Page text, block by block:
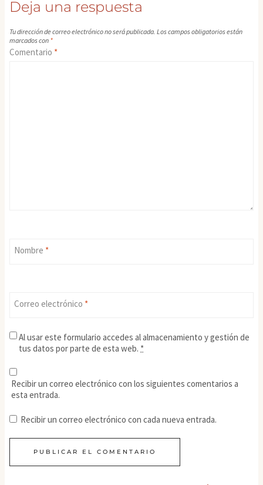
Deja una respuesta
Tu dirección de correo electrónico no será publicada. Los campos obligatorios están
marcados con *
Comentario *
Nombre *
Correo electrónico *
Al usar este formulario accedes al almacenamiento y gestión de
tus datos por parte de esta web. *
Recibir un correo electrónico con los siguientes comentarios a
esta entrada.
Recibir un correo electrónico con cada nueva entrada.